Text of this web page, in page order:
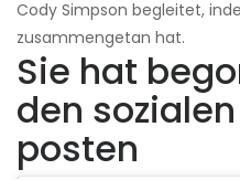
Cody Simpson begleitet,
zusammengetan hat.
Sie hat
den
posten